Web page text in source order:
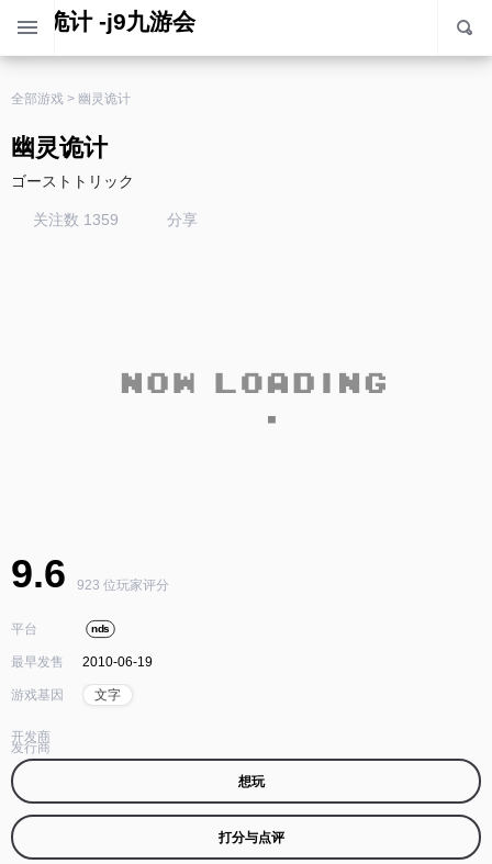
幽灵诡计 -j9九游会
全部游戏 > 幽灵诡计
幽灵诡计
ゴーストトリック
关注数 1359 分享
9.6 923 位玩家评分
平台 nds
最早发售 2010-06-19
游戏基因 文字
开发商
发行商
想玩
打分与点评